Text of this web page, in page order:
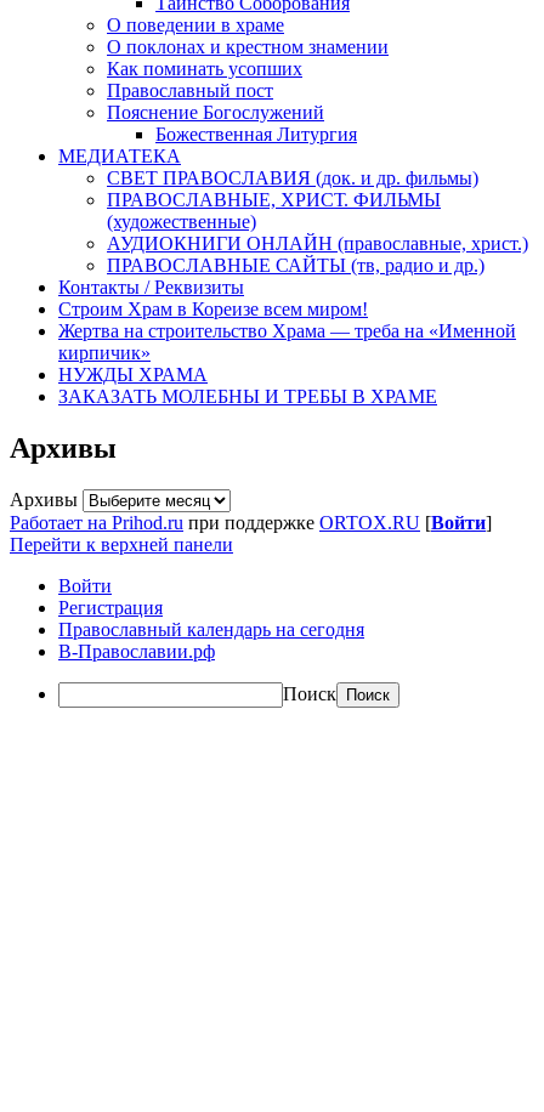
О поведении в храме
О поклонах и крестном знамении
Как поминать усопших
Православный пост
Пояснение Богослужений
Божественная Литургия
МЕДИАТЕКА
СВЕТ ПРАВОСЛАВИЯ (док. и др. фильмы)
ПРАВОСЛАВНЫЕ, ХРИСТ. ФИЛЬМЫ
(художественные)
АУДИОКНИГИ ОНЛАЙН (православные, христ.)
ПРАВОСЛАВНЫЕ САЙТЫ (тв, радио и др.)
Контакты / Реквизиты
Строим Храм в Кореизе всем миром!
Жертва на строительство Храма — треба на «Именной
кирпичик»
НУЖДЫ ХРАМА
ЗАКАЗАТЬ МОЛЕБНЫ И ТРЕБЫ В ХРАМЕ
Архивы
Архивы
Работает на Prihod.ru при поддержке ORTOX.RU [Войти]
Перейти к верхней панели
Войти
Регистрация
Православный календарь на сегодня
В-Православии.рф
Поиск